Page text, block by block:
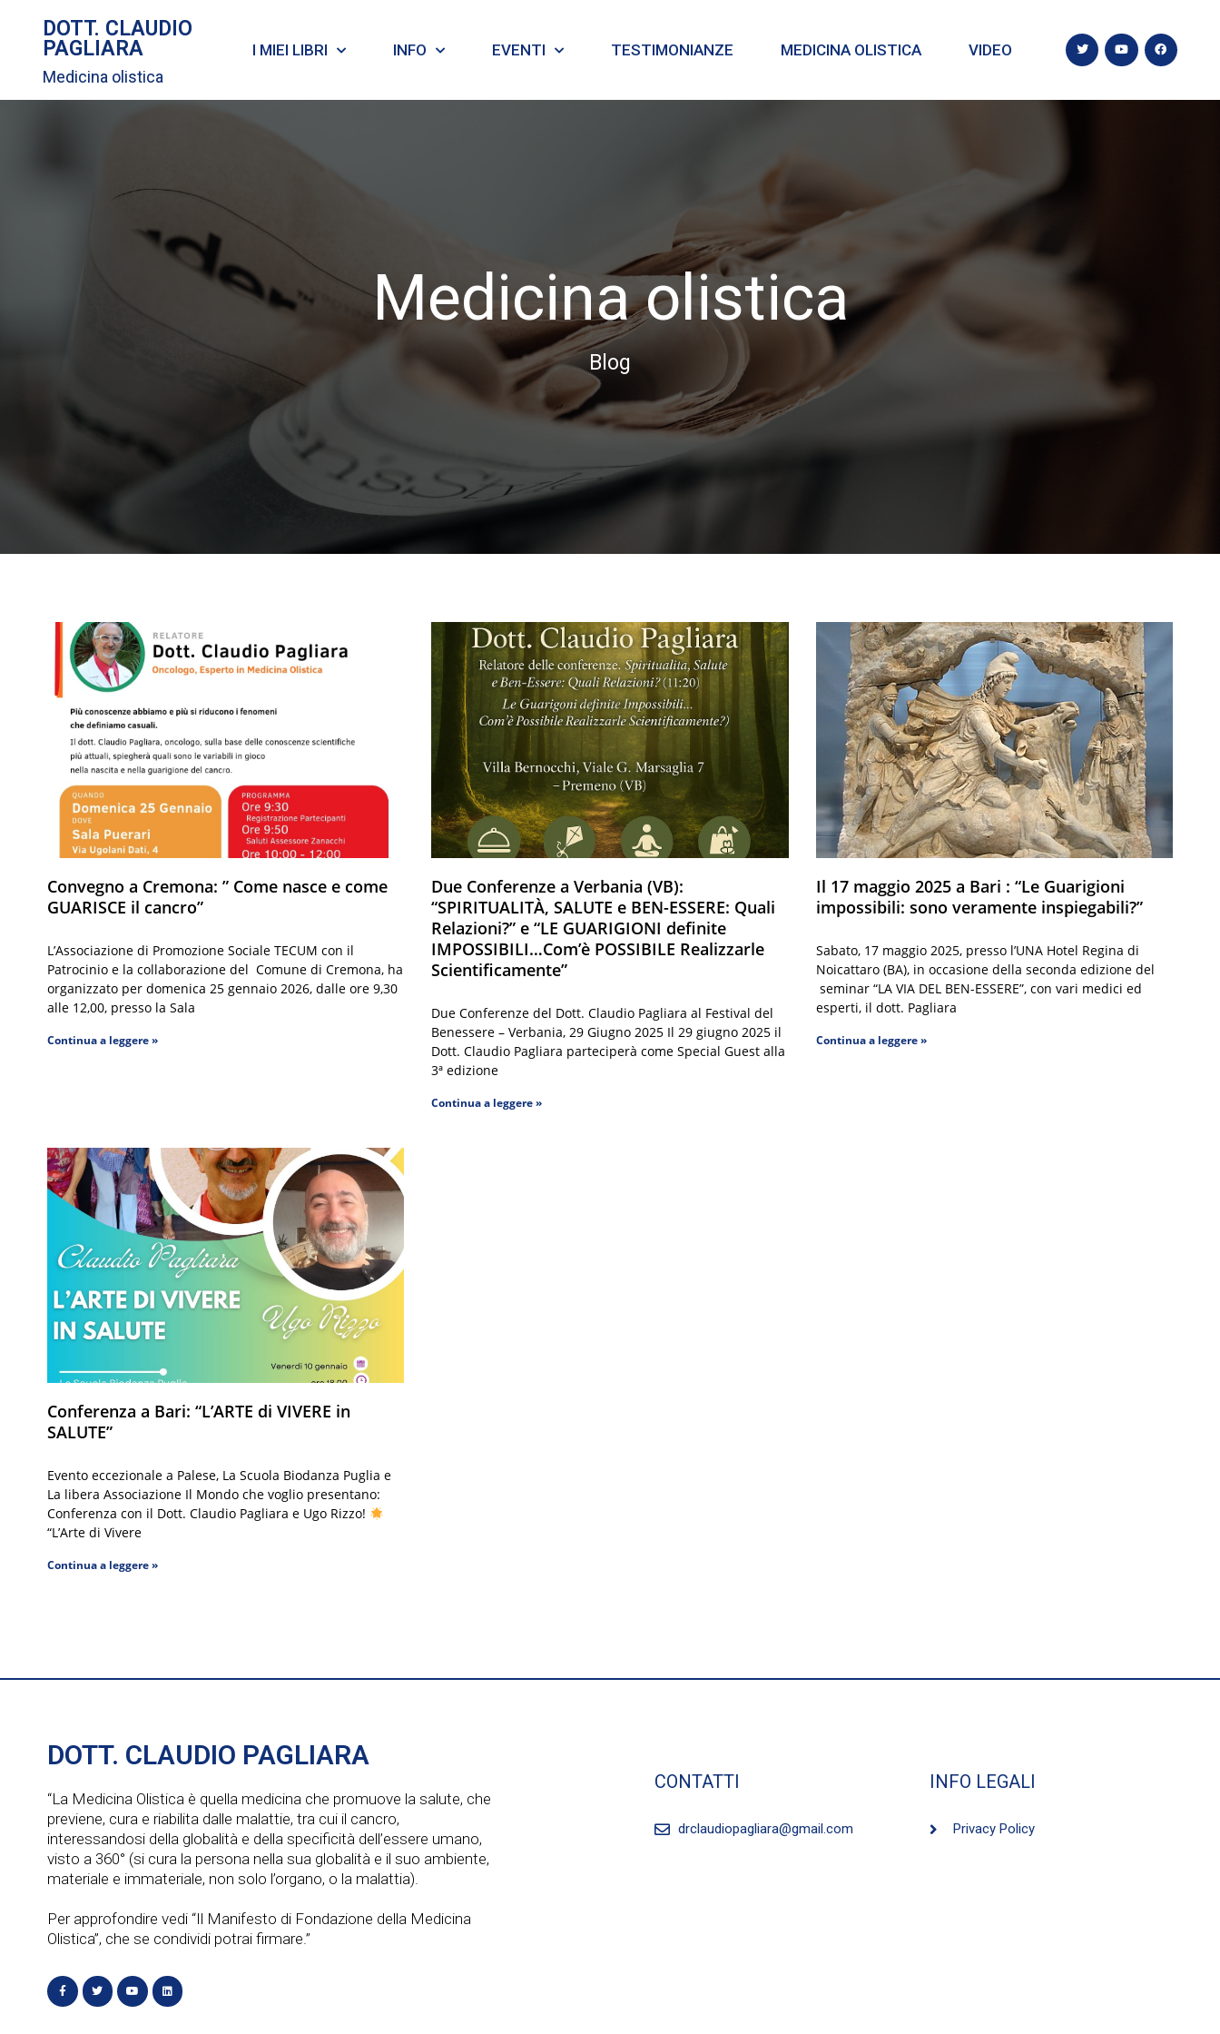
DOTT. CLAUDIO
PAGLIARA
Medicina olistica
I MIEI LIBRI INFO EVENTI TESTIMONIANZE MEDICINA OLISTICA VIDEO
Medicina olistica
Blog
Convegno a Cremona: ” Come nasce e come
GUARISCE il cancro”
L’Associazione di Promozione Sociale TECUM con il
Patrocinio e la collaborazione del Comune di Cremona, ha
organizzato per domenica 25 gennaio 2026, dalle ore 9,30
alle 12,00, presso la Sala
Continua a leggere »
Due Conferenze a Verbania (VB):
“SPIRITUALITÀ, SALUTE e BEN-ESSERE: Quali
Relazioni?” e “LE GUARIGIONI definite
IMPOSSIBILI…Com’è POSSIBILE Realizzarle
Scientificamente”
Due Conferenze del Dott. Claudio Pagliara al Festival del
Benessere – Verbania, 29 Giugno 2025 Il 29 giugno 2025 il
Dott. Claudio Pagliara parteciperà come Special Guest alla
3ª edizione
Continua a leggere »
Il 17 maggio 2025 a Bari : “Le Guarigioni
impossibili: sono veramente inspiegabili?”
Sabato, 17 maggio 2025, presso l’UNA Hotel Regina di
Noicattaro (BA), in occasione della seconda edizione del
seminar “LA VIA DEL BEN-ESSERE”, con vari medici ed
esperti, il dott. Pagliara
Continua a leggere »
Conferenza a Bari: “L’ARTE di VIVERE in
SALUTE”
Evento eccezionale a Palese, La Scuola Biodanza Puglia e
La libera Associazione Il Mondo che voglio presentano:
Conferenza con il Dott. Claudio Pagliara e Ugo Rizzo!
“L’Arte di Vivere
Continua a leggere »
DOTT. CLAUDIO PAGLIARA
“La Medicina Olistica è quella medicina che promuove la salute, che
previene, cura e riabilita dalle malattie, tra cui il cancro,
interessandosi della globalità e della specificità dell’essere umano,
visto a 360° (si cura la persona nella sua globalità e il suo ambiente,
materiale e immateriale, non solo l’organo, o la malattia).
Per approfondire vedi “Il Manifesto di Fondazione della Medicina
Olistica”, che se condividi potrai firmare.”
CONTATTI
drclaudiopagliara@gmail.com
INFO LEGALI
Privacy Policy